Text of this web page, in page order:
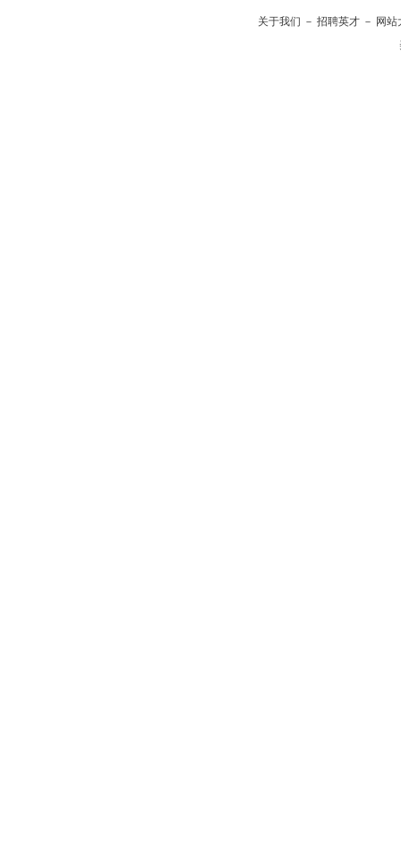
关于我们 － 招聘英才 － 网站